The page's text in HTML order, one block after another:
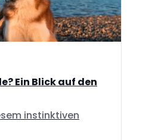
Ein Blick auf den
instinktiven